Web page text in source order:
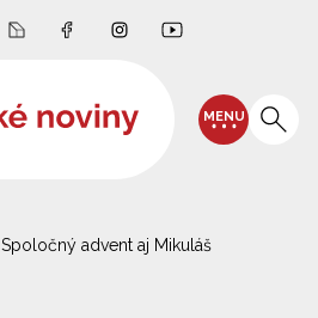
MENU
Spoločný advent aj Mikuláš